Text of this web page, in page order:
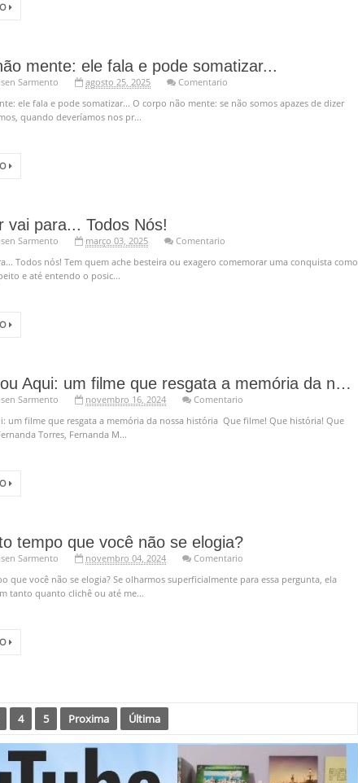
mente: ele fala e pode somatizar...
Sarmento agosto 25, 2025
Comentario
ele fala e pode somatizar... O corpo não mente: se não somos apazes de dizer
quando deveríamos nos pr...
vai para... Todos Nós!
Sarmento março 03, 2025
Comentario
Todos nós! Tem quem ache besteira ou exagero comemorar uma conquista como
e até entendo o posic...
Ainda Estou Aqui: um filme que resgata a memória da nossa história
Sarmento novembro 16, 2024
Comentario
um filme que resgata a memória da nossa história Que filme! Que história! Que
Torres, Fernanda M...
tempo que você não se elogia?
Sarmento novembro 04, 2024
Comentario
que você não se elogia? Se olharmos superficialmente para essa pergunta, ela
tanto quanto clichê ou até me...
4 5 Proxima Última